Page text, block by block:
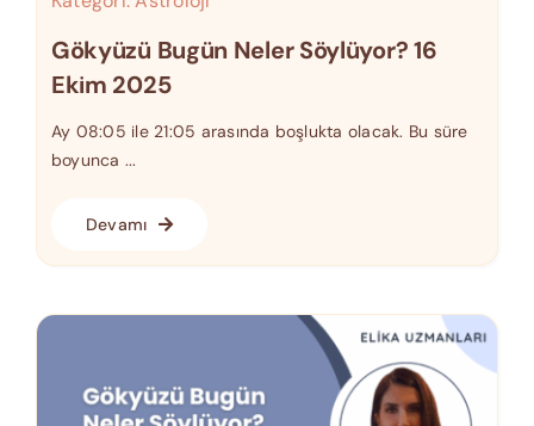
Gökyüzü Bugün Neler Söylüyor? 16
Ekim 2025
Ay 08:05 ile 21:05 arasında boşlukta olacak. Bu süre
boyunca ...
Devamı